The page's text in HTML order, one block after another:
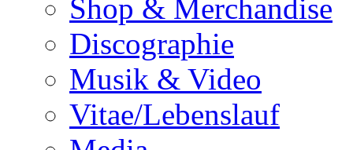
Shop & Merchandise
Discographie
Musik & Video
Vitae/Lebenslauf